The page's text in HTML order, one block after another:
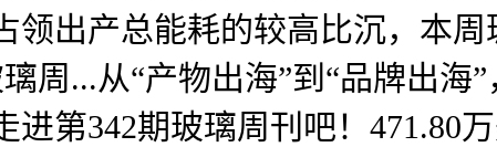
领出产总能耗的较高比沉，本
周...从“产物出海”到“品牌出
第342期玻璃周刊吧！471.80